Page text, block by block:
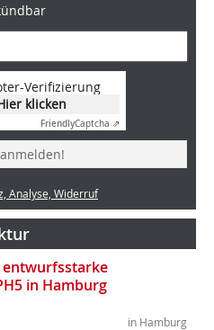
Verifizierung
klicken
FriendlyCaptcha ⇗
Analyse, Widerruf
in Hamburg
in Hamburg